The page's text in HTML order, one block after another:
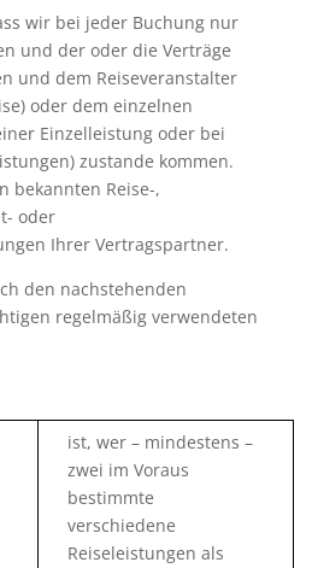
wir bei jeder Buchung nur
und der oder die Verträge
und dem Reiseveranstalter
oder dem einzelnen
Einzelleistung oder bei
zustande kommen.
bekannten Reise-,
oder
Ihrer Vertragspartner.
den nachstehenden
regelmäßig verwendeten
ist, wer – mindestens –
zwei im Voraus
bestimmte
verschiedene
Reiseleistungen als